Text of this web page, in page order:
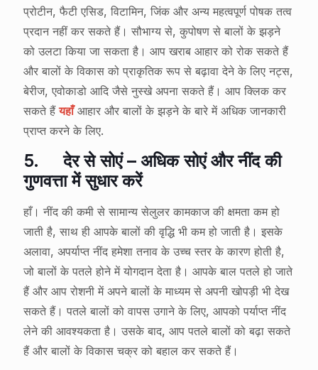
प्रोटीन, फैटी एसिड, विटामिन, जिंक और अन्य महत्वपूर्ण पोषक तत्व
प्रदान नहीं कर सकते हैं। सौभाग्य से, कुपोषण से बालों के झड़ने
को उलटा किया जा सकता है। आप खराब आहार को रोक सकते हैं
और बालों के विकास को प्राकृतिक रूप से बढ़ावा देने के लिए नट्स,
बेरीज, एवोकाडो आदि जैसे नुस्खे अपना सकते हैं। आप क्लिक कर
सकते हैंयहाँआहार और बालों के झड़ने के बारे में अधिक जानकारी
प्राप्त करने के लिए.
5.देर से सोएं – अधिक सोएं और नींद की
गुणवत्ता में सुधार करें
हाँ। नींद की कमी से सामान्य सेलुलर कामकाज की क्षमता कम हो
जाती है, साथ ही आपके बालों की वृद्धि भी कम हो जाती है। इसके
अलावा, अपर्याप्त नींद हमेशा तनाव के उच्च स्तर के कारण होती है,
जो बालों के पतले होने में योगदान देता है। आपके बाल पतले हो जाते
हैं और आप रोशनी में अपने बालों के माध्यम से अपनी खोपड़ी भी देख
सकते हैं। पतले बालों को वापस उगाने के लिए, आपको पर्याप्त नींद
लेने की आवश्यकता है। उसके बाद, आप पतले बालों को बढ़ा सकते
हैं और बालों के विकास चक्र को बहाल कर सकते हैं।